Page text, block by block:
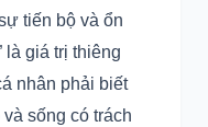
tiến bộ và ổn
là giá trị thiêng
nhân phải biết
sống có trách